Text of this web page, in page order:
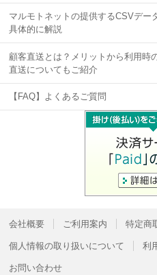
マルモトネットの提供するCSVデー
具体的に解説
顧客直送とは？メリットから利用時
直送についてもご紹介
【FAQ】よくあるご質問
会社概要 ご利用案内 特定商
個人情報の取り扱いについて 利
お問い合わせ